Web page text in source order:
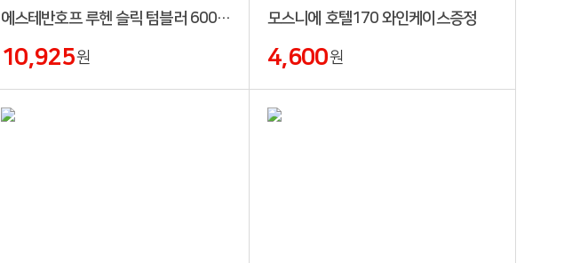
에스테반호프 루헨 슬릭 텀블러 600ml
10,925원
모스니에 호텔170 와인케이스증정
4,600원